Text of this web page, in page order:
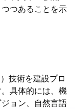
つあることを示
技術を建設プロ
具体的には、機
ョン、自然言語